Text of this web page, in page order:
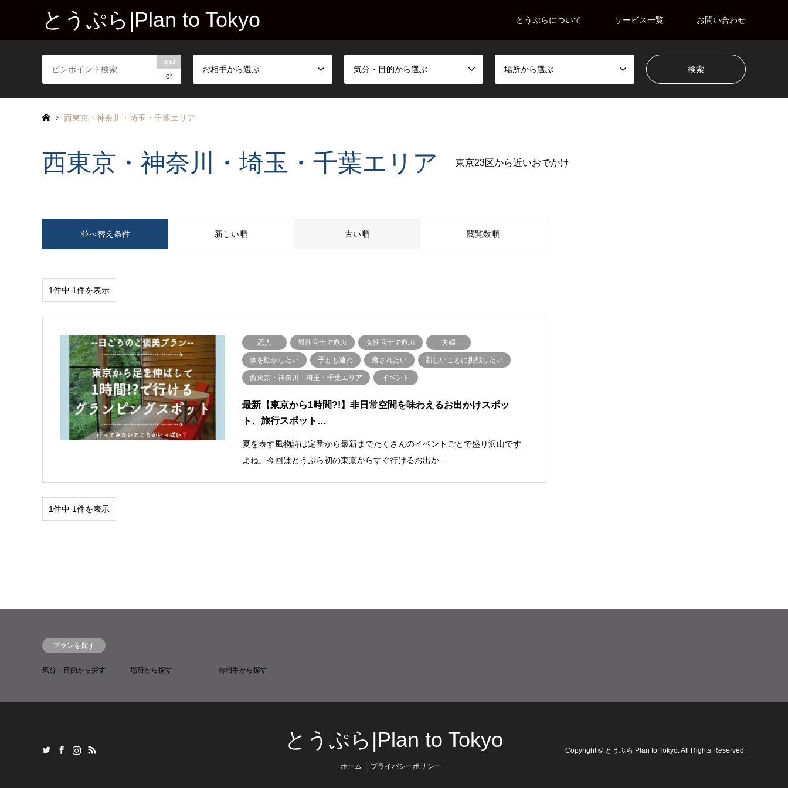
とうぷら|Plan to Tokyo とうぷらについて サービス一覧 お問い合わせ
and
or
お相手から選ぶ 気分・目的から選ぶ 場所から選ぶ
西東京・神奈川・埼玉・千葉エリア
西東京・神奈川・埼玉・千葉エリア 東京23区から近いおでかけ
並べ替え条件 新しい順 古い順 閲覧数順
1件中 1件を表示
恋人 男性同士で遊ぶ 女性同士で遊ぶ 夫婦
体を動かしたい 子ども連れ 癒されたい 新しいことに挑戦したい
西東京・神奈川・埼玉・千葉エリア イベント
最新【東京から1時間?!】非日常空間を味わえるお出かけスポッ
ト、旅行スポット…
夏を表す風物詩は定番から最新までたくさんのイベントごとで盛り沢山です
よね。今回はとうぷら初の東京からすぐ行けるお出か…
1件中 1件を表示
プランを探す
気分・目的から探す 場所から探す お相手から探す
とうぷら|Plan to Tokyo
ホーム プライバシーポリシー
Copyright © とうぷら|Plan to Tokyo . All Rights Reserved.